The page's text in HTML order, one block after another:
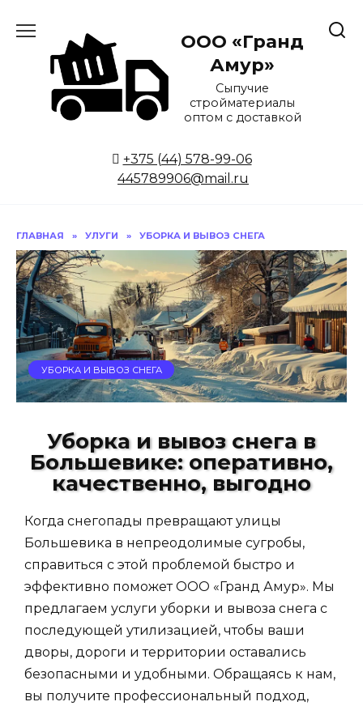
ООО «Гранд
Амур»
Сыпучие
стройматериалы
оптом с доставкой
+375 (44) 578-99-06
445789906@mail.ru
ГЛАВНАЯ » УЛУГИ » УБОРКА И ВЫВОЗ СНЕГА
УБОРКА И ВЫВОЗ СНЕГА
Уборка и вывоз снега в
Большевике: оперативно,
качественно, выгодно
Когда снегопады превращают улицы
Большевика в непреодолимые сугробы,
справиться с этой проблемой быстро и
эффективно поможет ООО «Гранд Амур». Мы
предлагаем услуги уборки и вывоза снега с
последующей утилизацией, чтобы ваши
дворы, дороги и территории оставались
безопасными и удобными. Обращаясь к нам,
вы получите профессиональный подход,